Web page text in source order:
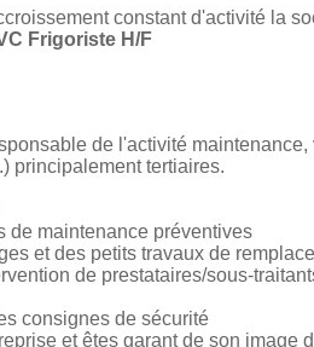
constant d'activité la
Frigoriste H/F
de l'activité
principalement tertiaires.
de maintenance préventives
et des petits travaux de
de prestataires/sous-
consignes de sécurité
et êtes garant de son image